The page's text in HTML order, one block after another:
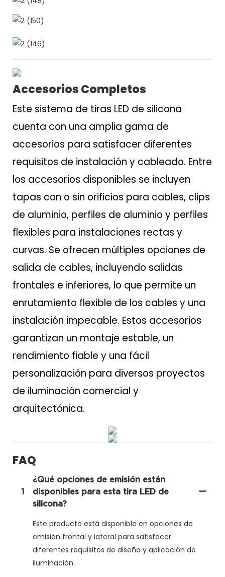
Accesorios Completos
Este sistema de tiras LED de silicona
cuenta con una amplia gama de
accesorios para satisfacer diferentes
requisitos de instalación y cableado. Entre
los accesorios disponibles se incluyen
tapas con o sin orificios para cables, clips
de aluminio, perfiles de aluminio y perfiles
flexibles para instalaciones rectas y
curvas. Se ofrecen múltiples opciones de
salida de cables, incluyendo salidas
frontales e inferiores, lo que permite un
enrutamiento flexible de los cables y una
instalación impecable. Estos accesorios
garantizan un montaje estable, un
rendimiento fiable y una fácil
personalización para diversos proyectos
de iluminación comercial y
arquitectónica.
FAQ
1
¿Qué opciones de emisión están
disponibles para esta tira LED de
silicona?
Este producto está disponible en opciones de
emisión frontal y lateral para satisfacer
diferentes requisitos de diseño y aplicación de
iluminación.